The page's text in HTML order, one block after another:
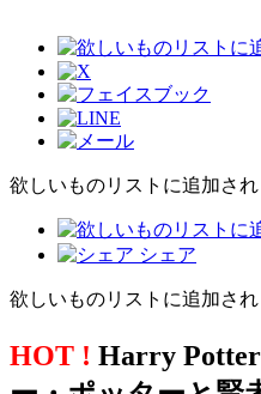
欲しいものリストに追加され
シェア
欲しいものリストに追加され
HOT ! Harry